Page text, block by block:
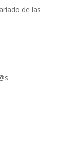
de las